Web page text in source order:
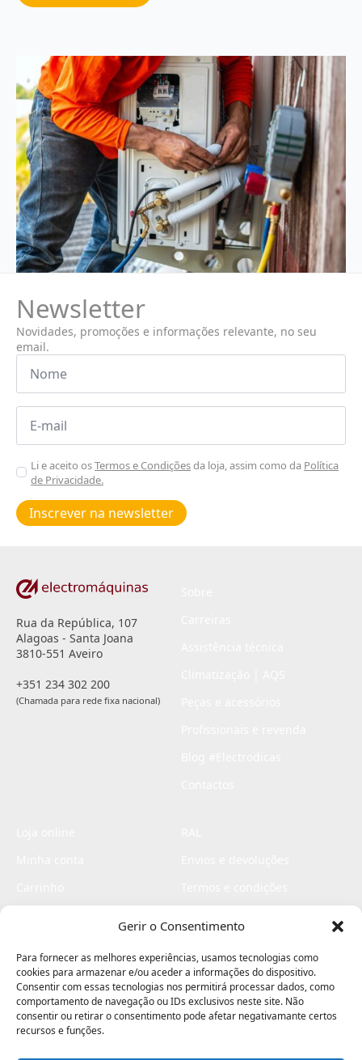
Gerir o Consentimento
Para fornecer as melhores experiências, usamos tecnologias como
cookies para armazenar e/ou aceder a informações do dispositivo.
Consentir com essas tecnologias nos permitirá processar dados, como
comportamento de navegação ou IDs exclusivos neste site. Não
consentir ou retirar o consentimento pode afetar negativamante certos
recursos e funções.
Newsletter
Novidades, promoções e informações relevante, no seu
email.
Nome
Email
Aceitar
Poiticas
de
privacidade
Li e aceito osTermos e Condiçõesda loja, assim como da Política
de Privacidade.
Inscrever na newsletter
Rua da República, 107
Alagoas - Santa Joana
3810-551 Aveiro
+351 234 302 200
(Chamada para rede fixa nacional)
Livro de elogios